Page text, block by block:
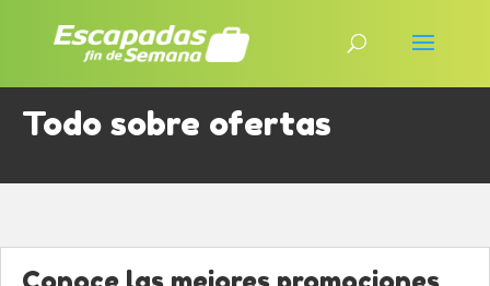
Todo sobre ofertas